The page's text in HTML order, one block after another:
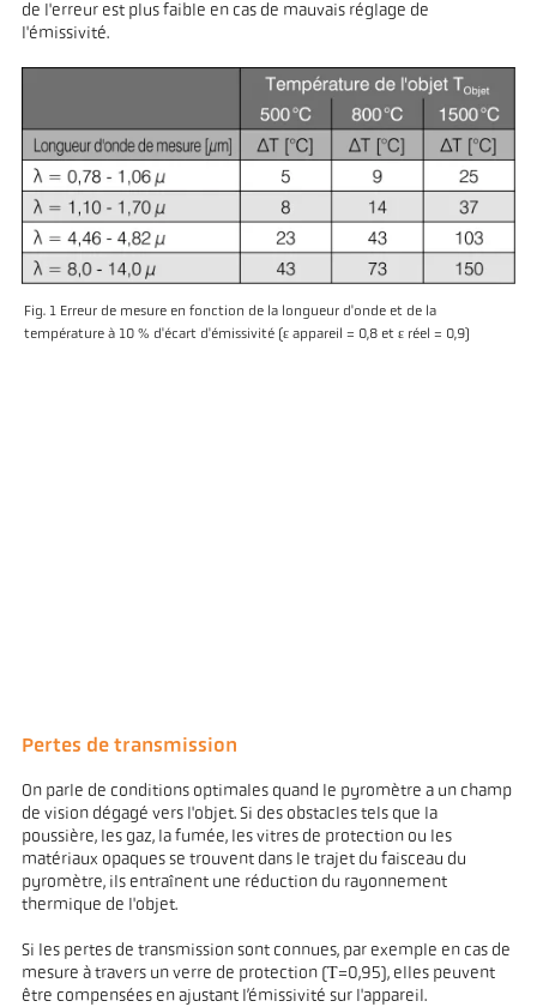
de l'erreur est plus faible en cas de mauvais réglage de
l'émissivité.
Fig. 1 Erreur de mesure en fonction de la longueur d'onde et de la
température à 10 % d'écart d'émissivité (ε appareil = 0,8 et ε réel = 0,9)
Pertes de transmission
On parle de conditions optimales quand le pyromètre a un champ
de vision dégagé vers l'objet. Si des obstacles tels que la
poussière, les gaz, la fumée, les vitres de protection ou les
matériaux opaques se trouvent dans le trajet du faisceau du
pyromètre, ils entraînent une réduction du rayonnement
thermique de l'objet.
Si les pertes de transmission sont connues, par exemple en cas de
mesure à travers un verre de protection (Τ=0,95), elles peuvent
être compensées en ajustant l’émissivité sur l'appareil.